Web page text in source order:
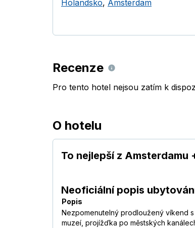
Holandsko, Amsterdam
Recenze
Pro tento hotel nejsou zatím k
O hotelu
To nejlepší z Amsterdamu
Neoficiální popis
Popis
Nezpomenutelný prodloužený víkend
muzeí, projížďka po městských